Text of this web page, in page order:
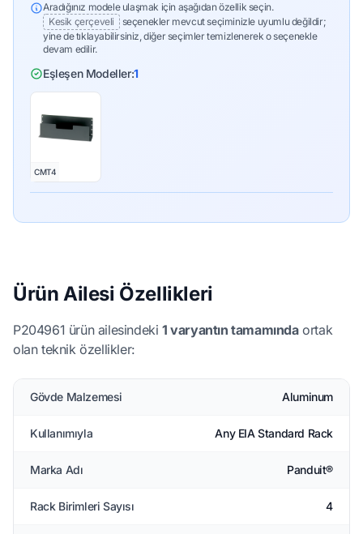
Aradığınız modele ulaşmak için aşağıdan özellik seçin.
Kesik çerçeveli
seçenekler mevcut seçiminizle uyumlu değildir;
yine de tıklayabilirsiniz, diğer seçimler temizlenerek o seçenekle
devam edilir.
Eşleşen Modeller:1
CMT4
Ürün Ailesi Özellikleri
P204961 ürün ailesindeki 1 varyantın tamamındaortak
olan teknik özellikler:
Gövde Malzemesi Aluminum
Kullanımıyla Any EIA Standard Rack
Marka Adı Panduit®
Rack Birimleri Sayısı 4